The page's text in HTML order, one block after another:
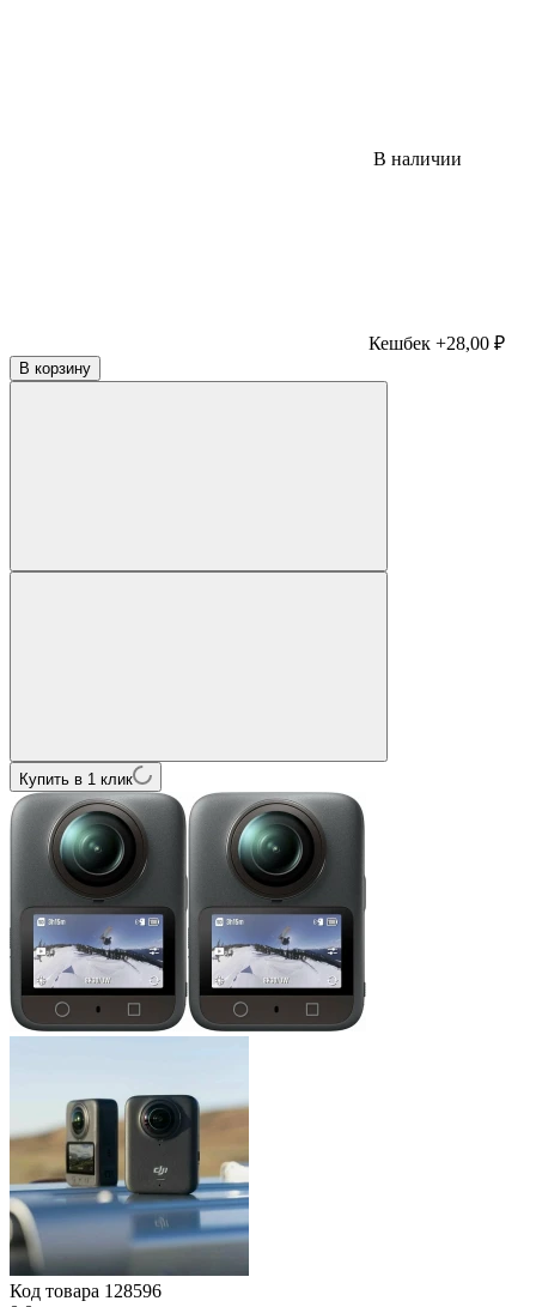
В наличии
Кешбек +28,00 ₽
В корзину
Купить в 1 клик
Код товара 128596